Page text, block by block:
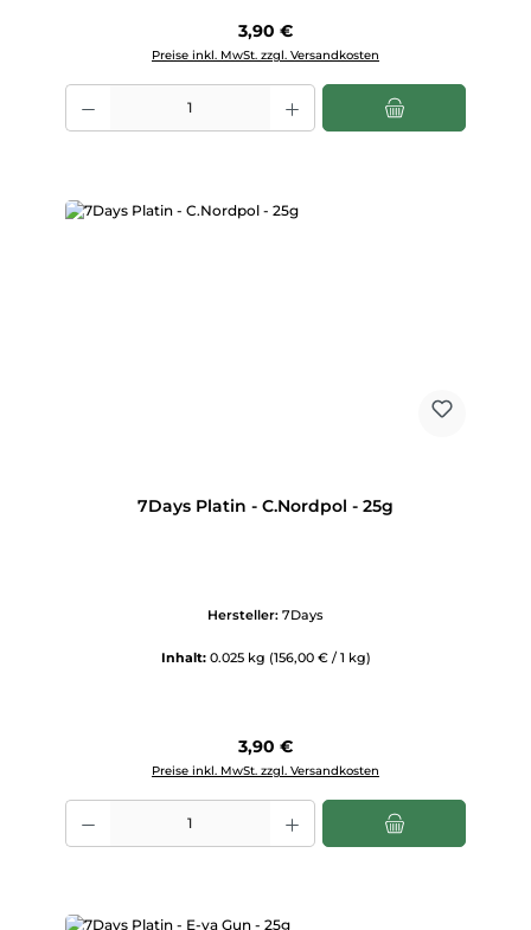
Regulärer Preis:
3,90 €
Preise inkl. MwSt. zzgl. Versandkosten
Produkt Anzahl: Gib den gewünschten Wert ein oder benutze die
7Days Platin - C.Nordpol - 25g
Hersteller: 7Days
Inhalt: 0.025 kg (156,00 € / 1 kg)
Regulärer Preis:
3,90 €
Preise inkl. MwSt. zzgl. Versandkosten
Produkt Anzahl: Gib den gewünschten Wert ein oder benutze die